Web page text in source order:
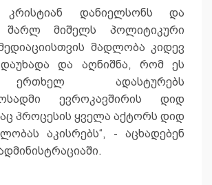
კრისტიან დანიელსონს და
შარლ მიშელს პოლიტიკური
მადლობა კიდევ
და აღნიშნა, რომ ეს
ადასტურებს
ევროკავშირის დიდ
პროცესის ყველა აქტორს დიდ
აკისრებს“, - აცხადებენ